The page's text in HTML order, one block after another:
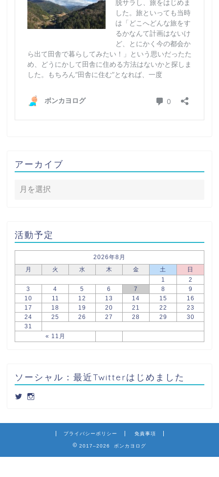
アーカイブ
活動予定
2026年8月
月
火 水 木 金 土 日
« 11月
1
2
3
4 5 6 7 8
9
10
11 12 13 14 15
16
17
18 19 20 21 22
23
24
25 26 27 28 29
30
31
ソーシャル：最近Twitterはじめました
プライバシーポリシー 免責事項
2017–2026 ボンカヨログ